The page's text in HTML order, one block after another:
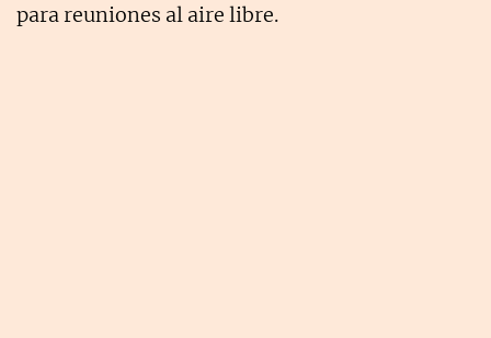
para reuniones al aire libre.